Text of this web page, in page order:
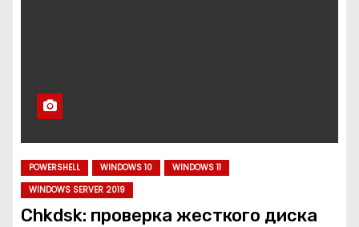
POWERSHELL WINDOWS 10
WINDOWS 11
WINDOWS SERVER 2019
Chkdsk: проверка жесткого диска